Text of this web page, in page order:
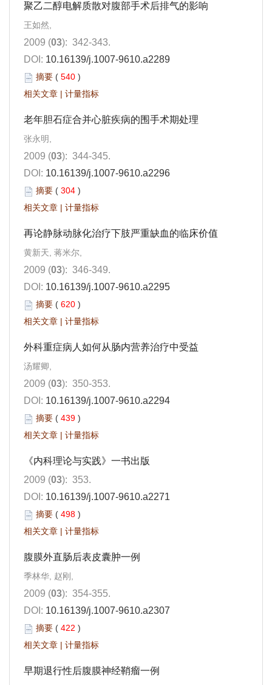
聚乙二醇电解质散对腹部手术后排气的影响
王如然,
2009 (03): 342-343.
DOI: 10.16139/j.1007-9610.a2289
摘要 ( 540 )
相关文章 | 计量指标
老年胆石症合并心脏疾病的围手术期处理
张永明,
2009 (03): 344-345.
DOI: 10.16139/j.1007-9610.a2296
摘要 ( 304 )
相关文章 | 计量指标
再论静脉动脉化治疗下肢严重缺血的临床价值
黄新天, 蒋米尔,
2009 (03): 346-349.
DOI: 10.16139/j.1007-9610.a2295
摘要 ( 620 )
相关文章 | 计量指标
外科重症病人如何从肠内营养治疗中受益
汤耀卿,
2009 (03): 350-353.
DOI: 10.16139/j.1007-9610.a2294
摘要 ( 439 )
相关文章 | 计量指标
《内科理论与实践》一书出版
2009 (03): 353.
DOI: 10.16139/j.1007-9610.a2271
摘要 ( 498 )
相关文章 | 计量指标
腹膜外直肠后表皮囊肿一例
季林华, 赵刚,
2009 (03): 354-355.
DOI: 10.16139/j.1007-9610.a2307
摘要 ( 422 )
相关文章 | 计量指标
早期退行性后腹膜神经鞘瘤一例